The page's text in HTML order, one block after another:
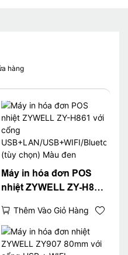
hàng
Máy in hóa đơn POS
nhiệt ZYWELL ZY-H861
USB+LAN/USB+WIFI/Bl
uetooth (tùy chọn) Màu
đen
Thêm Vào Giỏ Hàng